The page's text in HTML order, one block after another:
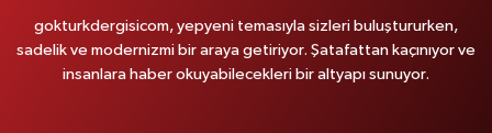
gokturkdergisicom, yepyeni temasıyla sizleri buluştururken,
sadelik ve modernizmi bir araya getiriyor. Şatafattan kaçınıyor ve
insanlara haber okuyabilecekleri bir altyapı sunuyor.